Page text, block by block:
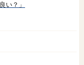
い？」